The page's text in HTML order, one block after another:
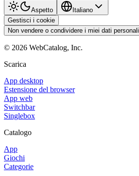
Aspetto
Italiano
Gestisci i cookie
Non vendere o condividere i miei dati personali
© 2026 WebCatalog, Inc.
Scarica
App desktop
Estensione del browser
App web
Switchbar
Singlebox
Catalogo
App
Giochi
Categorie